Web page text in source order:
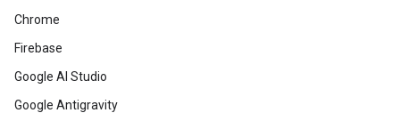
Chrome
Firebase
Google AI Studio
Google Antigravity